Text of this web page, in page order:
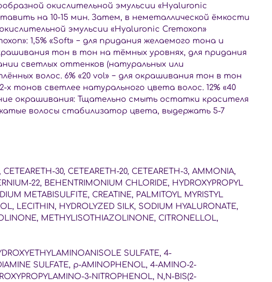
окислительной эмульсии «Hyaluronic
на 10-15 мин. Затем, в неметаллической ёмкости
эмульсии «Hyaluronic Cremoxon»
1,5% «Soft» − для придания желаемого тона и
тон в тон на тёмных уровнях, для придания
светлых оттенков (натуральных или
волос. 6% «20 vol» − для окрашивания тон в тон
тонов светлее натурального цвета волос. 12% «40
окрашивания: Тщательно смыть остатки красителя
волосы стабилизатор цвета, выдержать 5-7
30, CETEARETH-20, CETEARETH-3, AMMONIA,
22, BEHENTRIMONIUM CHLORIDE, HYDROXYPROPYL
METABISULFITE, CREATINE, PALMITOYL MYRISTYL
LECITHIN, HYDROLYZED SILK, SODIUM HYALURONATE,
METHYLISOTHIAZOLINONE, CITRONELLOL,
SULFATE, 4-
SULFATE, p-AMINOPHENOL, 4-AMINO-2-
3-NITROPHENOL, N,N-BIS(2-